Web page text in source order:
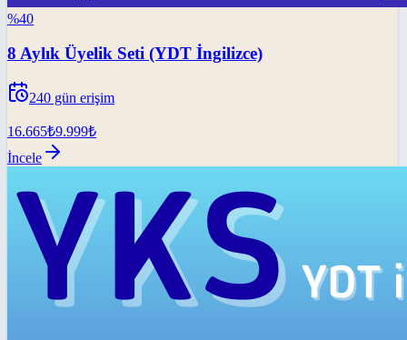
%40
8 Aylık Üyelik Seti (YDT İngilizce)
240 gün erişim
16.665₺9.999₺
İncele